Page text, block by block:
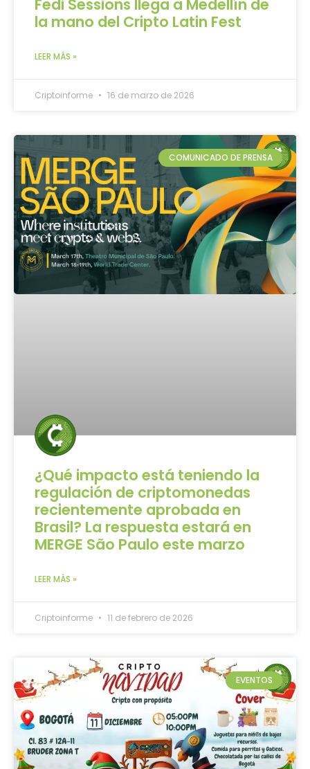
Fedi Sessions llega a Medellín de
la mano del Cripto Latin Fest
LEER MÁS »
Criptoinforme 16 de marzo de 2026
COMUNICADO DE PRENSA
¿Qué impacto está teniendo la
regulación de criptomonedas
recientemente aprobada en
Brasil? La respuesta estará en
MERGE São Paulo este marzo
LEER MÁS »
Criptoinforme 11 de febrero de 2026
EVENTOS